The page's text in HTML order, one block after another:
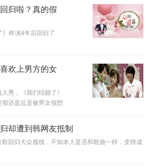
归啦？真的假
终演4年后回归了
欢上男方的女
秀，《我们结婚了》
还是总是被男女假想
这份虚假的感情之
却遭到韩网友抵制
回归大众视线，不知本人是否和歌曲一样，变得成